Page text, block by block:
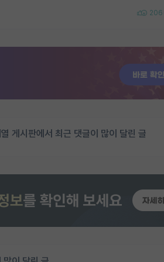
206
게시판에서 최근 댓글이 많이 달린 글